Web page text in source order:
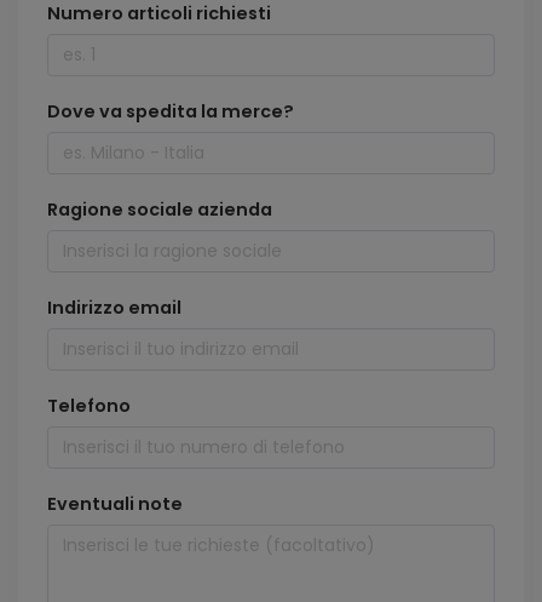
Numero articoli richiesti
Dove va spedita la merce?
Ragione sociale azienda
Indirizzo email
Telefono
Eventuali note